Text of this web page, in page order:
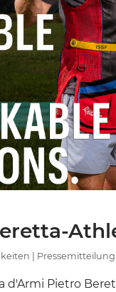
XDB
| Pressemitteilung
d'Armi Pietro